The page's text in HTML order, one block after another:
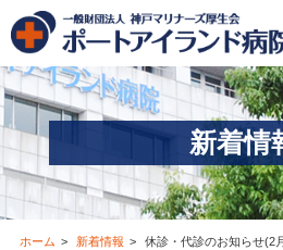
院内保育所
医療安全管理･その他
医療機関の方
新着情報
お問合せ
新着情
ホーム 新着情報 休診・代診のお知らせ(2